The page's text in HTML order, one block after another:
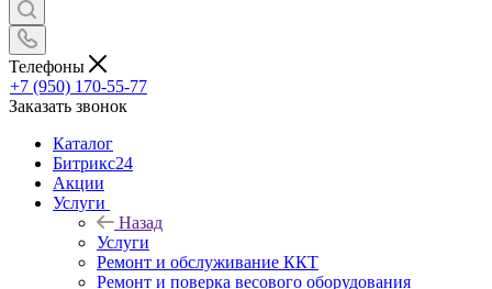
Телефоны
+7 (950) 170-55-77
Заказать звонок
Каталог
Битрикс24
Акции
Услуги
Назад
Услуги
Ремонт и обслуживание ККТ
Ремонт и поверка весового оборудования